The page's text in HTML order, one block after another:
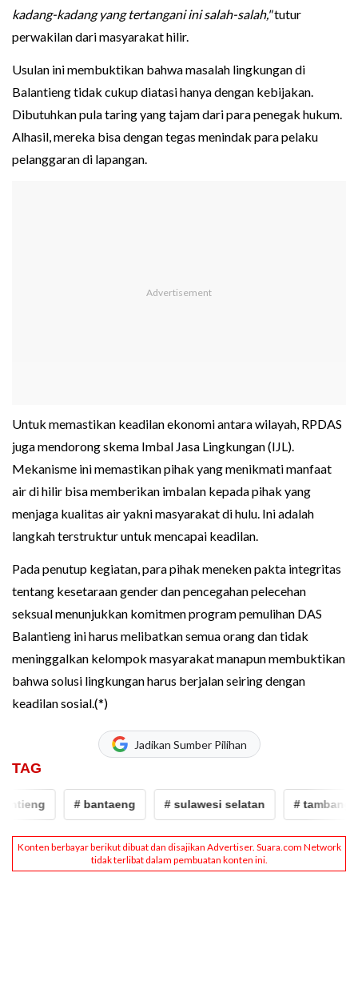
kadang-kadang yang tertangani ini salah-salah,"tutur
perwakilan dari masyarakat hilir.
Usulan ini membuktikan bahwa masalah lingkungan di
Balantieng tidak cukup diatasi hanya dengan kebijakan.
Dibutuhkan pula taring yang tajam dari para penegak hukum.
Alhasil, mereka bisa dengan tegas menindak para pelaku
pelanggaran di lapangan.
Untuk memastikan keadilan ekonomi antara wilayah, RPDAS
juga mendorong skema Imbal Jasa Lingkungan (IJL).
Mekanisme ini memastikan pihak yang menikmati manfaat
air di hilir bisa memberikan imbalan kepada pihak yang
menjaga kualitas air yakni masyarakat di hulu. Ini adalah
langkah terstruktur untuk mencapai keadilan.
Pada penutup kegiatan, para pihak meneken pakta integritas
tentang kesetaraan gender dan pencegahan pelecehan
seksual menunjukkan komitmen program pemulihan DAS
Balantieng ini harus melibatkan semua orang dan tidak
meninggalkan kelompok masyarakat manapun membuktikan
bahwa solusi lingkungan harus berjalan seiring dengan
keadilan sosial.(*)
Jadikan Sumber Pilihan
TAG
# bantaeng # sulawesi selatan # tambang